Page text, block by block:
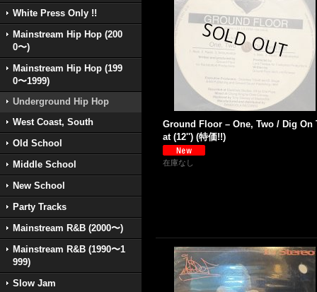
White Press Only !!
Mainstream Hip Hop (200
0〜)
Mainstream Hip Hop (199
0〜1999)
Underground Hip Hop
West Coast, South
Old School
Middle School
New School
Party Tracks
Mainstream R&B (2000〜)
Mainstream R&B (1990〜1
999)
Slow Jam
Ground Floor – One, Two / Dig On
at (12'') (特価!!)
在庫なし